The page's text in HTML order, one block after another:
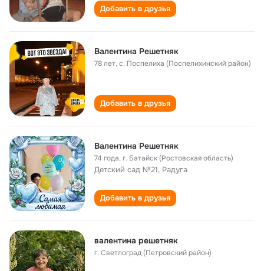
Добавить в друзья
Валентина Решетняк
78 лет,с. Поспелиха (Поспелихинский район)
Добавить в друзья
Валентина Решетняк
74 года,г. Батайск (Ростовская область)
Детский сад №21, Радуга
Добавить в друзья
валентина решетняк
г. Светлоград (Петровский район)